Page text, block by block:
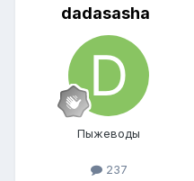
dadasasha
Пыжеводы
237